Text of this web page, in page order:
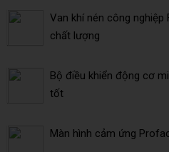
Van khí nén công
chất lượng
Bộ điều khiển động cơ
tốt
Màn hình cảm ứng